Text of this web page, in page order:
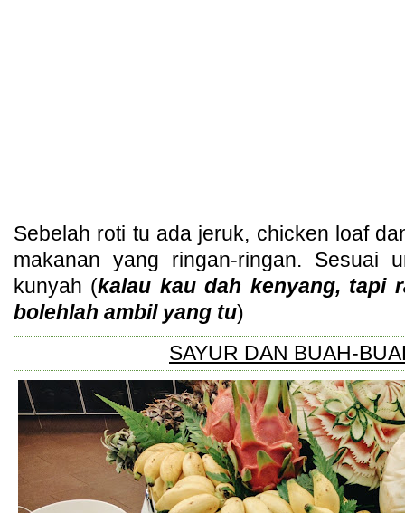
Sebelah roti tu ada jeruk, chicken loaf
makanan yang ringan-ringan. Sesuai
kunyah (kalau kau dah kenyang, tapi
bolehlah ambil yang tu)
SAYUR DAN BUAH-